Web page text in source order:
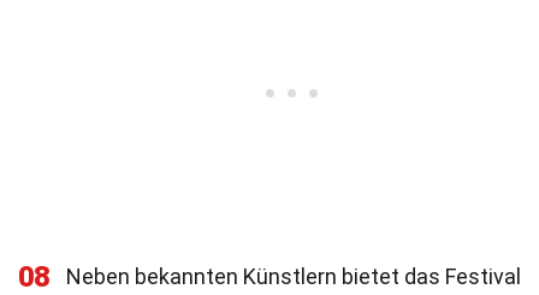
08
Neben bekannten Künstlern bietet das Festival